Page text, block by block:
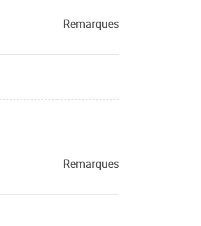
Remarques
Remarques